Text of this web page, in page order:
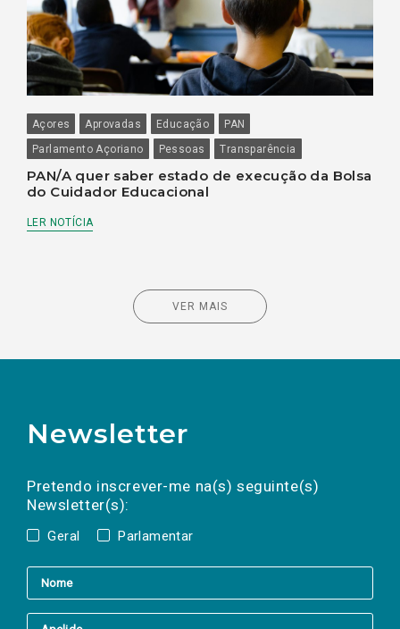
Açores Aprovadas Educação
PAN
Parlamento Açoriano
Pessoas Transparência
PAN/A quer saber estado de execução da Bolsa
do Cuidador Educacional
LER NOTÍCIA
VER MAIS
Newsletter
Pretendo inscrever-me na(s) seguinte(s)
Newsletter(s):
Geral Parlamentar
a(s) newsletter(s).
mail